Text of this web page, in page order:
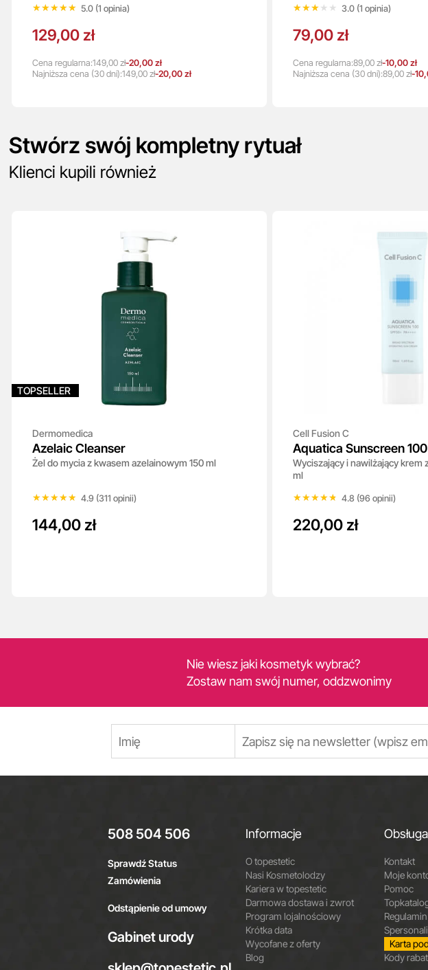
★★★★★
★★★★★ 5.0 (1 opinia)
129,00 zł
Cena regularna:149,00 zł-20,00 zł
Najniższa cena (30 dni):149,00 zł-20,00 zł
★★★★★
★★★★★ 3.0 (1 opinia)
79,00 zł
Cena regularna:89,00 zł-10,00 zł
Najniższa cena (30 dni):89,00 zł-
Stwórz swój kompletny rytuał
Klienci kupili również
TOPSELLER
Dermomedica
Azelaic Cleanser
Żel do mycia z kwasem azelainowym 150 ml
★★★★★
★★★★★ 4.9 (311 opinii)
144,00 zł
Cell Fusion C
Aquatica Sunscreen
++++
Wyciszający i nawilżający
ml
★★★★★
★★★★★ 4.8 (96 opinii)
220,00 zł
Nie wiesz jaki kosmetyk wybrać?
Zostaw nam swój numer, oddzwonimy
508 504 506
Sprawdź Status
Zamówienia
Odstąpienie od umowy
Gabinet urody
Informacje
O topestetic
Nasi Kosmetolodzy
Kariera w topestetic
Darmowa dostawa i zwrot
Program lojalnościowy
Krótka data
Wycofane z oferty
Blog
Kontakt
Moje
Pomoc
Regulamin
Karta
Kody